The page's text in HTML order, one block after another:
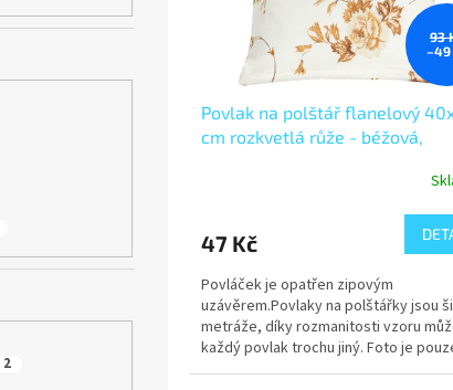
2
93
–49
Povlak na polštář flanelový
cm rozkvetlá růže - béžová,
47 Kč
Povláček je opatřen zipovým
uzávěrem.Povlaky na polštářky jsou
metráže, díky rozmanitosti vzoru
každý povlak trochu jiný. Foto je
ilustrační.